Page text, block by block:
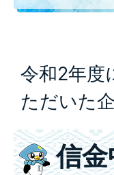
令和2年度
ただいた
信